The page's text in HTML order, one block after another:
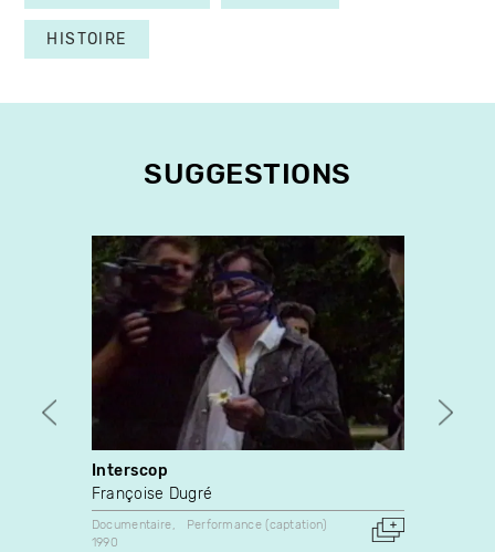
HISTOIRE
SUGGESTIONS
Interscop
Françoise Dugré
Documentaire
Performance (captation)
1990